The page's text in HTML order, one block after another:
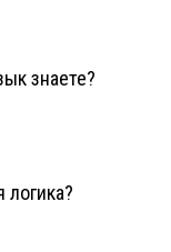
знаете?
логика?